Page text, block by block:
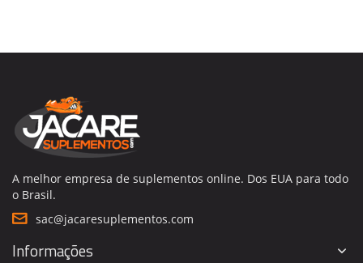
A melhor empresa de suplementos online. Dos EUA para todo
o Brasil.
sac@jacaresuplementos.com
Informações